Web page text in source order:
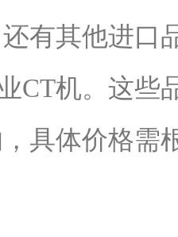
有其他进口
CT机。这些
具体价格需